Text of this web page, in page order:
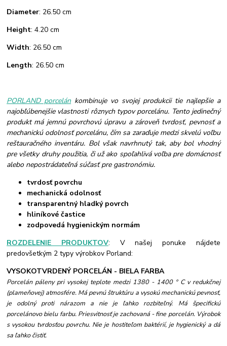
Diameter: 26.50 cm
Height: 4.20 cm
Width: 26.50 cm
Length: 26.50 cm
PORLAND porcelánkombinuje vo svojej produkcii tie najlepšie a
najobľúbenejšie vlastnosti rôznych typov porcelánu. Tento jedinečný
produkt má jemnú povrchovú úpravu a zároveň tvrdosť, pevnosť a
mechanickú odolnosť porcelánu, čím sa zaraďuje medzi skvelú voľbu
reštauračného inventáru. Bol však navrhnutý tak, aby bol vhodný
pre všetky druhy použitia, či už ako spoľahlivá voľba pre domácnosť
alebo nepostrádateľná súčasť pre gastronómiu.
tvrdosť povrchu
mechanická odolnosť
transparentný hladký povrch
hliníkové častice
zodpovedá hygienickým normám
ROZDELENIE PRODUKTOV: V našej ponuke nájdete
predovšetkým 2 typy výrobkov Porland:
VYSOKOTVRDENÝ PORCELÁN - BIELA FARBA
Porcelán páleny pri vysokej teplote medzi 1380 - 1400 ° C v redukčnej
(plameňovej) atmosfére. Má pevnú štruktúru a vysokú mechanickú pevnosť,
je odolný proti nárazom a nie je ľahko rozbiteľný. Má špecifickú
porcelánovo bielu farbu. Priesvitnosť je zachovaná - fine porcelán. Výrobok
s vysokou tvrdosťou povrchu. Nie je hostiteľom baktérií, je hygienický a dá
sa ľahko čistiť.